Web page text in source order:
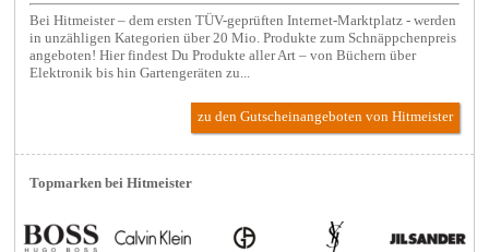
Bei Hitmeister – dem ersten TÜV-geprüften Internet-Marktplatz - werden
in unzähligen Kategorien über 20 Mio. Produkte zum Schnäppchenpreis
angeboten! Hier findest Du Produkte aller Art – von Büchern über
Elektronik bis hin Gartengeräten zu...
zu den Gutscheinangeboten von Hitmeister
Topmarken bei Hitmeister